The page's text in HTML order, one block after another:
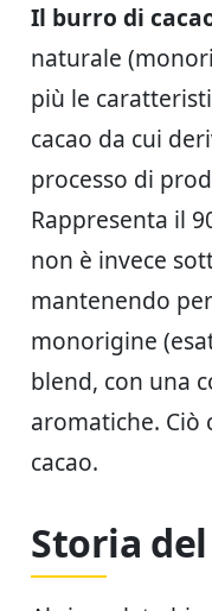
Il burro di
naturale
più le
cacao da cui
processo di
Rappresenta il
non è invece
mantenendo
monorigine
blend, con una
aromatiche. Ciò
cacao.
Storia